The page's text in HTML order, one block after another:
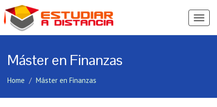
Ver
Máster en Finanzas
Home Máster en Finanzas